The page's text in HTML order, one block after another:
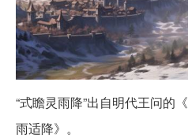
“式瞻灵雨降”出自明代王问的《
雨适降》。